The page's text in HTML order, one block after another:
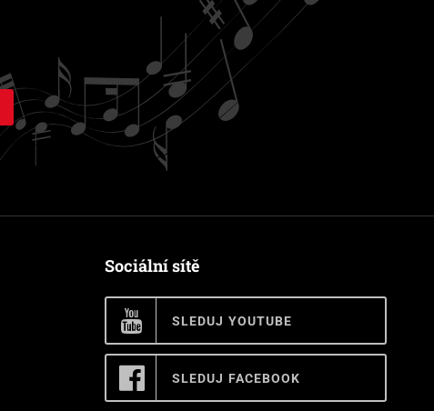
Sociální sítě
SLEDUJ YOUTUBE
SLEDUJ FACEBOOK